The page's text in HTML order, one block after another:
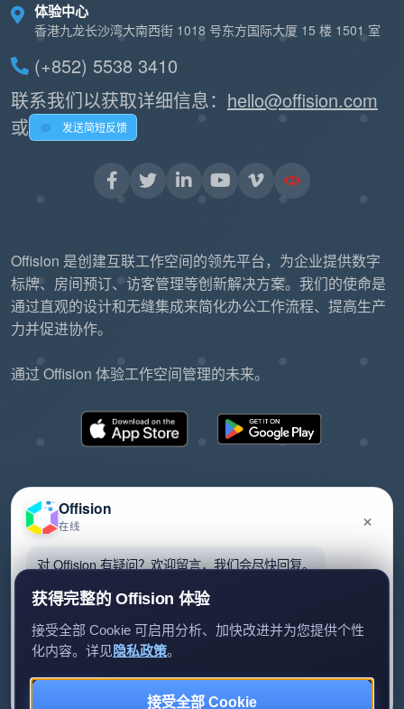
体验中心
香港九龙长沙湾大南西街 1018 号东方国际大厦 15 楼 1501 室
(+852) 5538 3410
联系我们以获取详细信息： hello@offision.com
或
发送简短反馈
Offision 是创建互联工作空间的领先平台，为企业提供数字
标牌、房间预订、访客管理等创新解决方案。我们的使命是
通过直观的设计和无缝集成来简化办公工作流程、提高生产
力并促进协作。
通过 Offision 体验工作空间管理的未来。
隐私政策服务条款EULA
Offision
在线 ×
对 Offision 有疑问？欢迎留言，我们会尽快回复。
我们只会用你的资料回复查询。
获得完整的 Offision 体验
接受全部 Cookie 可启用分析、加快改进并为您提供个性
化内容。详见隐私政策。
接受全部 Cookie